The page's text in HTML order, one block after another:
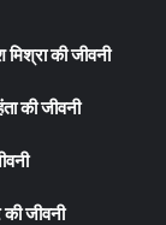
की जीवनी
की जीवनी
जीवनी